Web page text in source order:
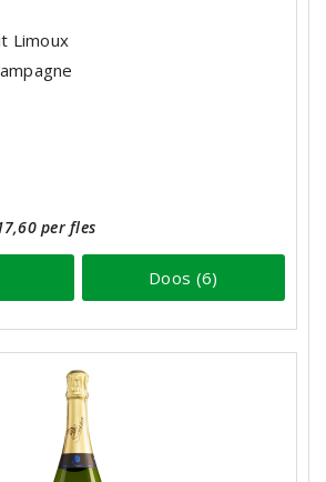
Limoux
per fles
Doos (6)